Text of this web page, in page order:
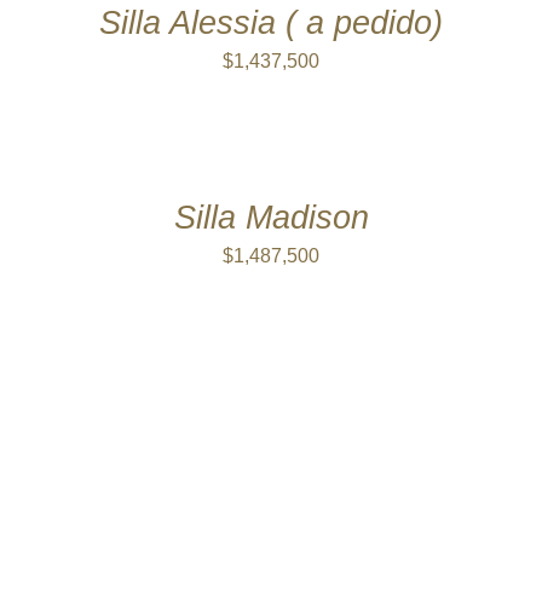
DETALLESSilla Alessia ( a pedido)
$1,437,500
Silla Madison
$1,487,500